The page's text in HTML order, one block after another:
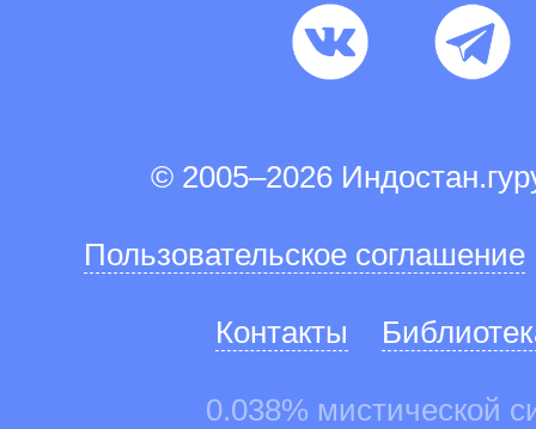
© 2005–2026
Пользовательское соглашение
Контакты
0.038% мистической